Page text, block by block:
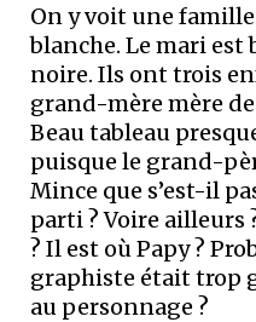
On y voit une
blanche. Le mari est
noire. Ils ont trois
grand-mère mère
Beau tableau
puisque le grand-
Mince que s’est-il
parti ? Voire ailleurs
? Il est où Papy ?
graphiste était trop
au personnage ?